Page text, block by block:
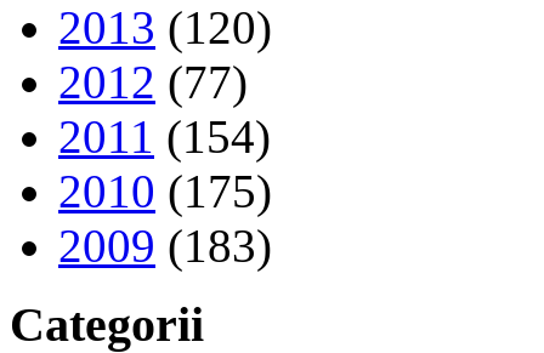
2013 (120)
2012 (77)
2011 (154)
2010 (175)
2009 (183)
Categorii